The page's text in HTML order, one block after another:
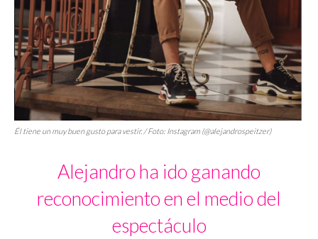
Él tiene un muy buen gusto para vestir. / Foto: Instagram (@alejandrospeitzer)
Alejandro ha ido ganando
reconocimiento en el medio del
espectáculo